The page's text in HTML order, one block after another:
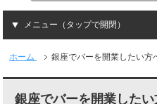
メニュー（タップで開閉）
ホーム 銀座でバーを開業したい方
銀座でバーを開業した